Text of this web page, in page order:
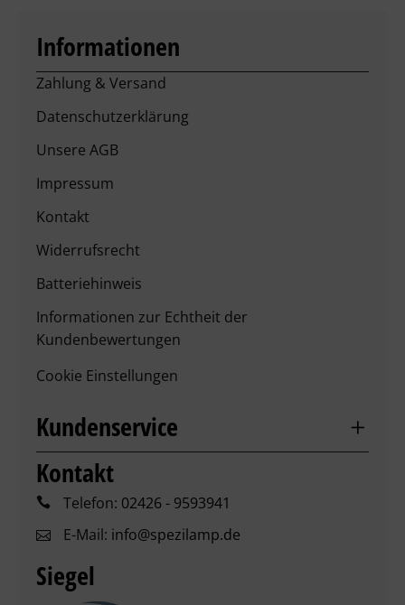
Informationen
Zahlung & Versand
Datenschutzerklärung
Unsere AGB
Impressum
Kontakt
Widerrufsrecht
Batteriehinweis
Informationen zur Echtheit der
Kundenbewertungen
Cookie Einstellungen
Kundenservice
Kontakt
Telefon: 02426 - 9593941
E-Mail: info@spezilamp.de
Siegel